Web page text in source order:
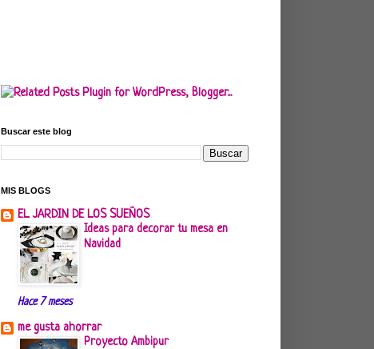
Buscar este blog
MIS BLOGS
EL JARDIN DE LOS SUEÑOS
Ideas para decorar tu mesa en
Navidad
Hace 7 meses
me gusta ahorrar
Proyecto Ambipur